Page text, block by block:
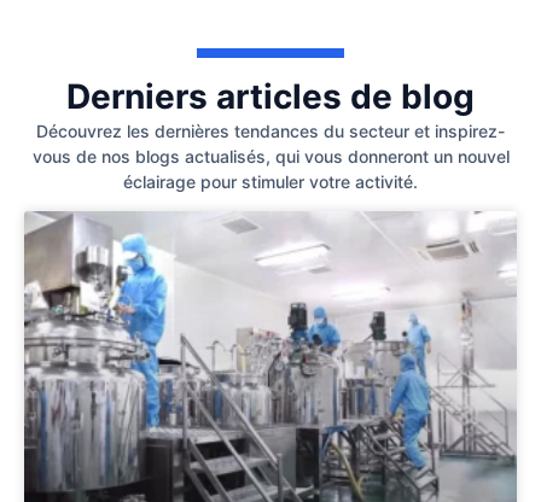
Derniers articles de blog
Découvrez les dernières tendances du secteur et inspirez-
vous de nos blogs actualisés, qui vous donneront un nouvel
éclairage pour stimuler votre activité.